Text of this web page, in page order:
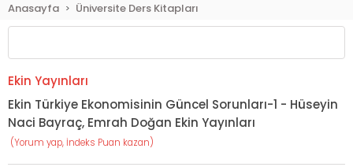
Anasayfa Üniversite Ders Kitapları
Ekin Yayınları
Ekin Türkiye Ekonomisinin Güncel Sorunları-1 - Hüseyin
Naci Bayraç, Emrah Doğan Ekin Yayınları
(Yorum yap, İndeks Puan kazan)